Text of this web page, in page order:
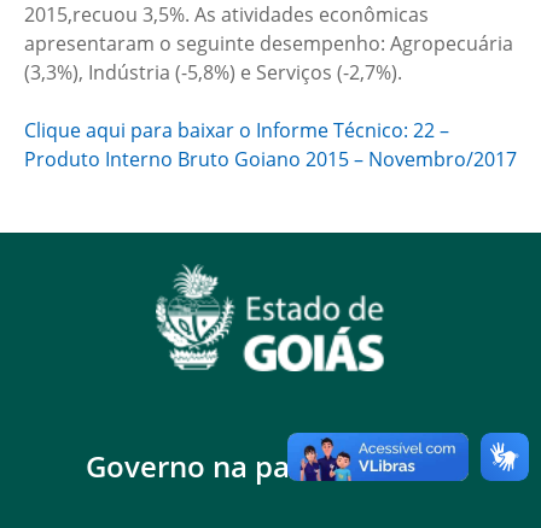
2015,recuou 3,5%. As atividades econômicas
apresentaram o seguinte desempenho: Agropecuária
(3,3%), Indústria (-5,8%) e Serviços (-2,7%).
Clique aqui para baixar o Informe Técnico: 22 –
Produto Interno Bruto Goiano 2015 – Novembro/2017
Governo na palma da mão